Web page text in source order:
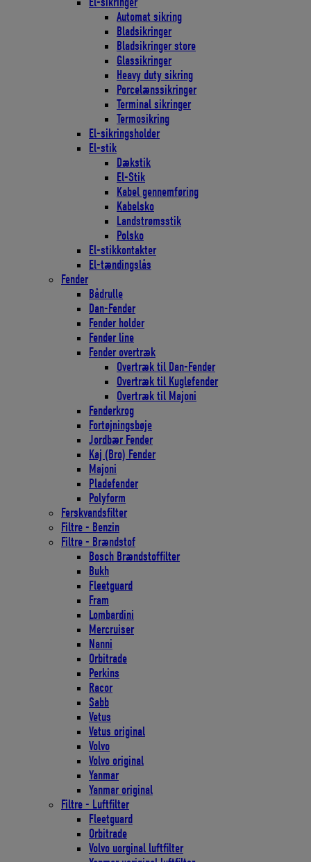
Automat sikring
Bladsikringer
Bladsikringer store
Glassikringer
Heavy duty sikring
Porcelænssikringer
Terminal sikringer
Termosikring
El-sikringsholder
El-stik
Dækstik
El-Stik
Kabel gennemføring
Kabelsko
Landstrømsstik
Polsko
El-stikkontakter
El-tændingslås
Fender
Bådrulle
Dan-Fender
Fender holder
Fender line
Fender overtræk
Overtræk til Dan-Fender
Overtræk til Kuglefender
Overtræk til Majoni
Fenderkrog
Fortøjningsbøje
Jordbær Fender
Kaj (Bro) Fender
Majoni
Pladefender
Polyform
Ferskvandsfilter
Filtre - Benzin
Filtre - Brændstof
Bosch Brændstoffilter
Bukh
Fleetguard
Fram
Lombardini
Mercruiser
Nanni
Orbitrade
Perkins
Racor
Sabb
Vetus
Vetus original
Volvo
Volvo original
Yanmar
Yanmar original
Filtre - Luftfilter
Fleetguard
Orbitrade
Volvo uorginal luftfilter